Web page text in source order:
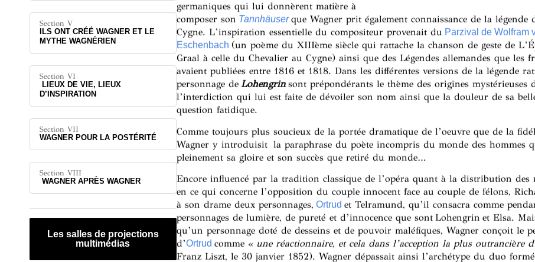
Section V
ILS ONT CRÉÉ WAGNER ET LE
MYTHE WAGNÉRIEN
Section VI
LIEUX DE VIE, LIEUX
D’INSPIRATION
Section VII
WAGNER POUR LA POSTÉRITÉ
Section VIII
WAGNER APRÈS WAGNER
Les salles de projections
multimédias
germaniques qui lui donnèrent matière à
composer son Tannhäuserque Wagner prit également connaissance de la légende
Cygne. L’inspiration essentielle du compositeur provenait du Parzival de Wolfram
Eschenbach (un poème du XIIIème siècle qui rattache la chanson de geste de
Graal à celle du Chevalier au Cygne) ainsi que des Légendes allemandes que les
avaient publiées entre 1816 et 1818. Dans les différentes versions de la légende
personnage de Lohengrin sont prépondérants le thème des origines mystérieuses
l’interdiction qui lui est faite de dévoiler son nom ainsi que la douleur de sa
question fatidique.
Comme toujours plus soucieux de la portée dramatique de l’oeuvre que de la
Wagner y introduisit la paraphrase du poète incompris du monde des hommes
pleinement sa gloire et son succès que retiré du monde…
Encore influencé par la tradition classique de l’opéra quant à la distribution des
en ce qui concerne l’opposition du couple innocent face au couple de félons,
à son drame deux personnages, Ortrud et Telramund, qu’il consacra comme
personnages de lumière, de pureté et d’innocence que sont Lohengrin et Elsa.
qu’un personnage doté de desseins et de pouvoir maléfiques, Wagner conçoit le
d’Ortrud comme « une réactionnaire, et cela dans l’acception la plus outrancière
Franz Liszt, le 30 janvier 1852). Wagner dépassait ainsi l’archétype du duo